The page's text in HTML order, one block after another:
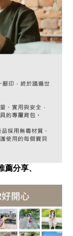
薦分享、